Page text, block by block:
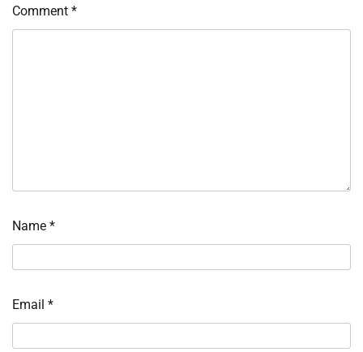
Comment *
Name *
Email *